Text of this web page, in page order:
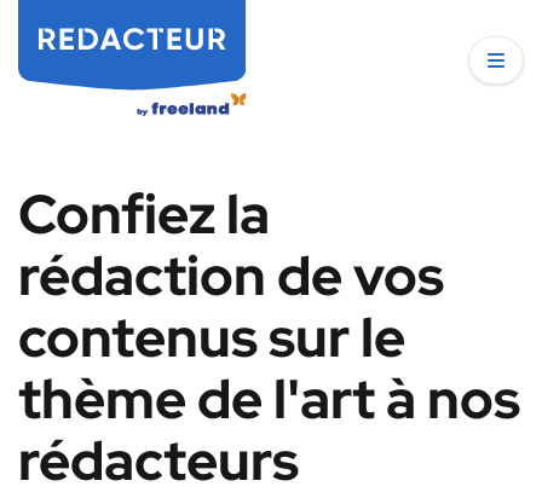
Confiez la
rédaction de vos
contenus sur le
thème de l'art à nos
rédacteurs